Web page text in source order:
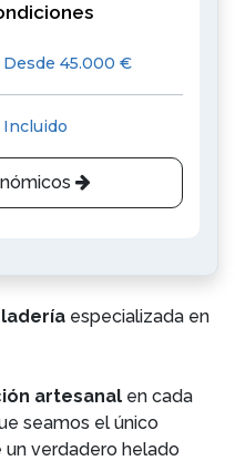
Desde 45.000 €
Incluido
especializada en
artesanal en cada
seamos el único
verdadero helado